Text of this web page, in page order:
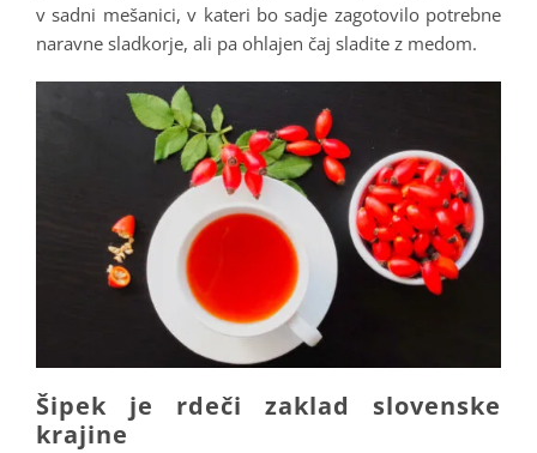
v sadni mešanici, v kateri bo sadje zagotovilo potrebne
naravne sladkorje, ali pa ohlajen čaj sladite z medom.
Šipek je rdeči zaklad slovenske
krajine